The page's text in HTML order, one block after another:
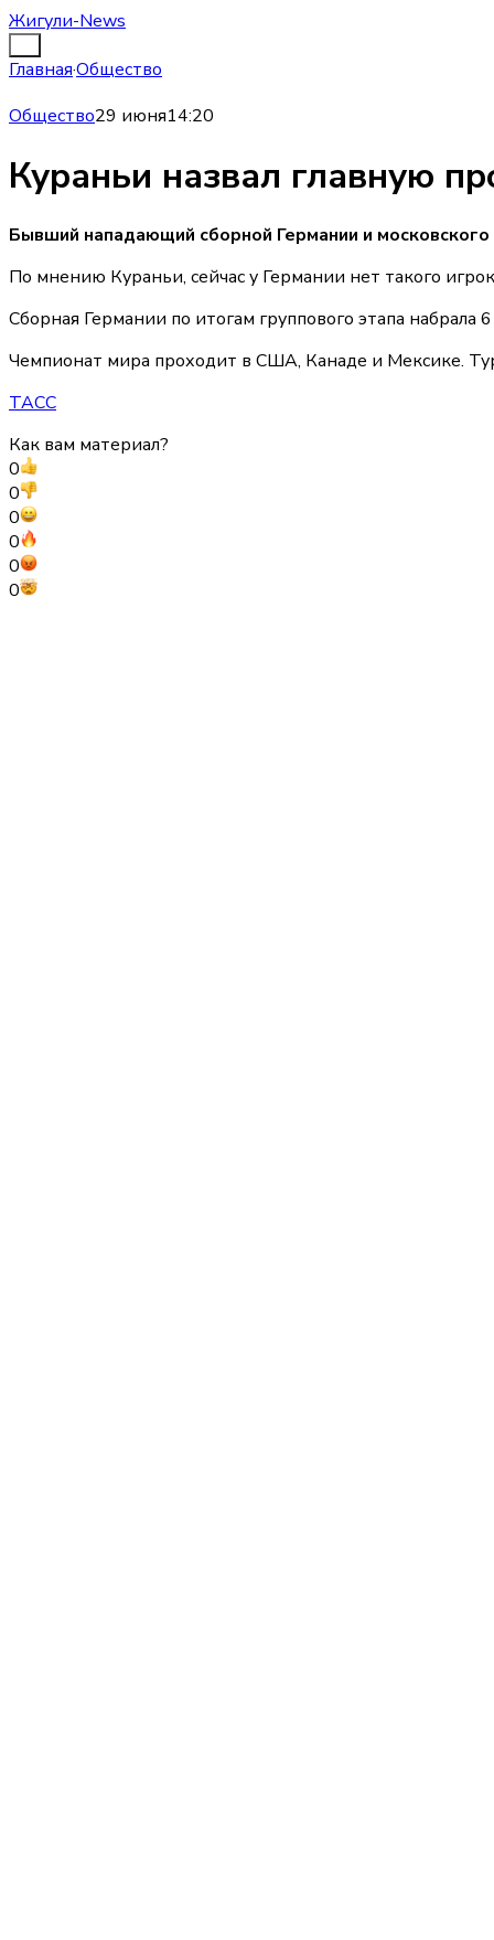
Жигули-News
Главная·Общество
Общество29 июня14:20
Кураньи назвал главную
Бывший нападающий сборной Германии и
По мнению Кураньи, сейчас у Германии нет такого
Сборная Германии по итогам группового этапа набрала
Чемпионат мира проходит в США, Канаде и Мексике.
ТАСС
Как вам материал?
0
0
0
0
0
0